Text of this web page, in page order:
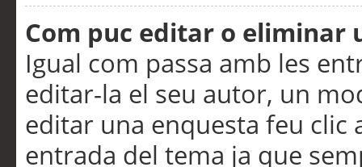
Com puc editar o eliminar
Igual com passa amb les
editar-la el seu autor, un
editar una enquesta feu clic
entrada del tema ja que